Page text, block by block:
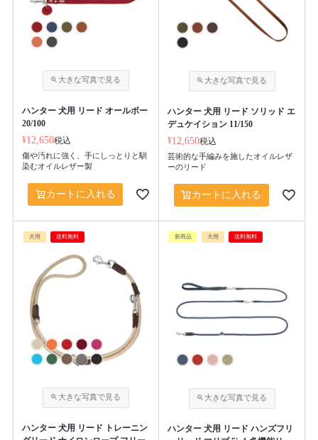
ハンター 犬用 リード オールボー
20/100
¥12,650税込
傷や汚れに強く、手にしっとりと馴
染むオイルレザー製
カートに入れる
ハンター 犬用 リード ソリッド エ
デュケイション 11/150
¥12,650税込
芸術的な手編みを施したオイルレザ
ーのリード
カートに入れる
犬用 送料無料
ハンター 犬用 リード トレーニン
新商品 犬用 送料無料
ハンター 犬用 リード ハンズフリ